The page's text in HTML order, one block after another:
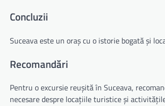
Concluzii
Suceava este un oraș cu o istorie bogată și
Recomandări
Pentru o excursie reușită în Suceava,
necesare despre locațiile turistice și